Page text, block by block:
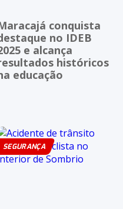
conquista
no IDEB
e alcança
históricos
educação
SEGURANÇA